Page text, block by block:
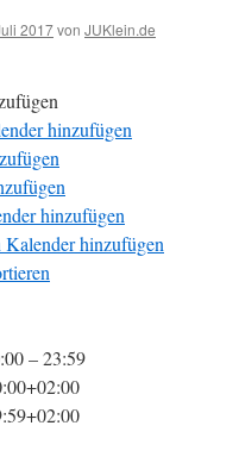
2017von JUKlein.de
hinzufügen
hinzufügen
Kalender hinzufügen
– 23:59